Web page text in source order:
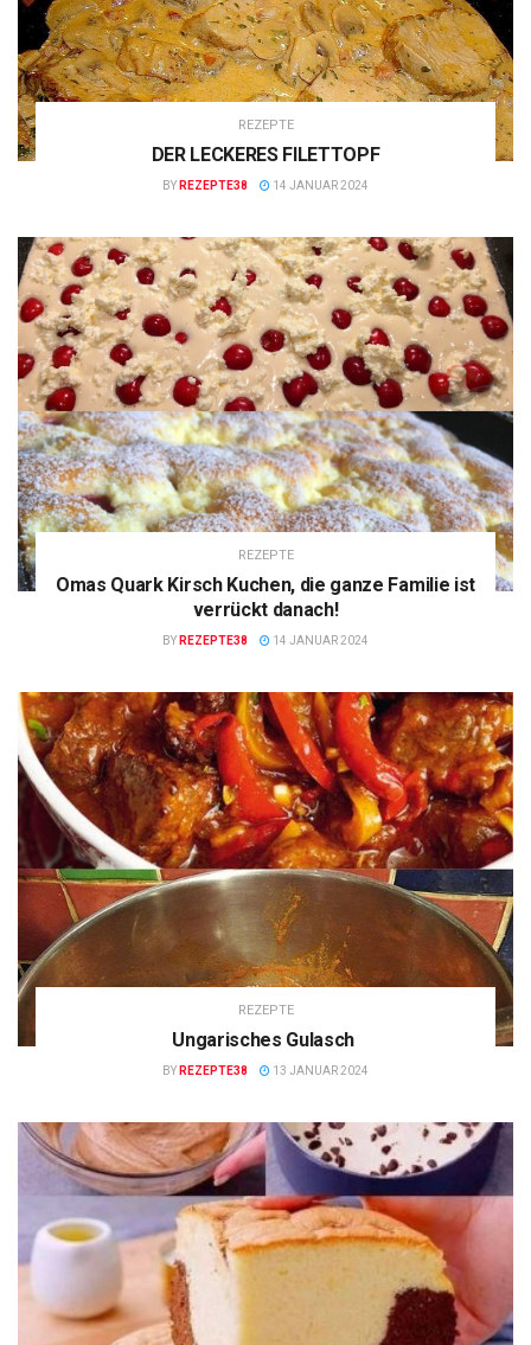
REZEPTE
DER LECKERES FILETTOPF
BY REZEPTE38 14 JANUAR 2024
REZEPTE
Omas Quark Kirsch Kuchen, die ganze Familie ist
verrückt danach!
BY REZEPTE38 14 JANUAR 2024
REZEPTE
Ungarisches Gulasch
BY REZEPTE38 13 JANUAR 2024